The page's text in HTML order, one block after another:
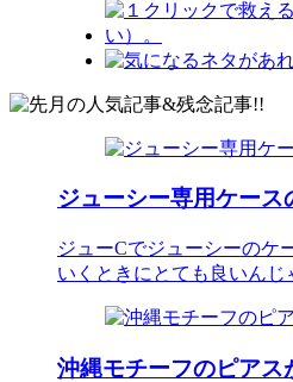
ジューシー専用ケース
ジューCでジューシーのケ
いくときにとても良いんじ
沖縄モチーフのピアス